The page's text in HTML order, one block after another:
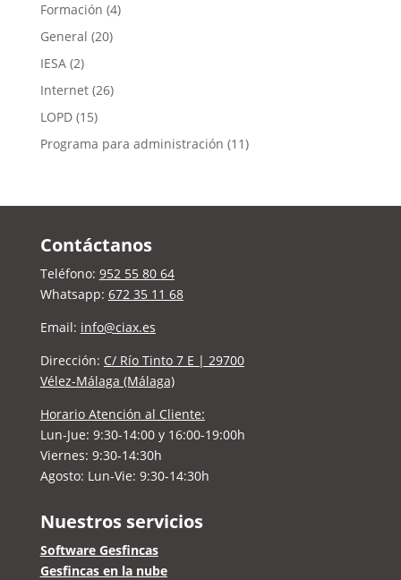
Formación (4)
General (20)
IESA(2)
Internet(26)
LOPD(15)
Programa para administración (11)
Contáctanos
Teléfono: 952 55 80 64
Whatsapp: 672 35 11 68
Email: info@ciax.es
Dirección: C/ Río Tinto 7 E | 29700
Vélez-Málaga (Málaga)
Horario Atención al Cliente:
Lun-Jue: 9:30-14:00 y 16:00-19:00h
Viernes: 9:30-14:30h
Agosto: Lun-Vie: 9:30-14:30h
Nuestros servicios
Software Gesfincas
Gesfincas en la nube